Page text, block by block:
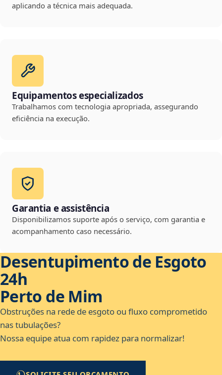
aplicando a técnica mais adequada.
Equipamentos especializados
Trabalhamos com tecnologia apropriada, assegurando
eficiência na execução.
Garantia e assistência
Disponibilizamos suporte após o serviço, com garantia e
acompanhamento caso necessário.
Desentupimento de Esgoto
24h
Perto de Mim
Obstruções na rede de esgoto ou fluxo comprometido
nas tubulações?
Nossa equipe atua com rapidez para normalizar!